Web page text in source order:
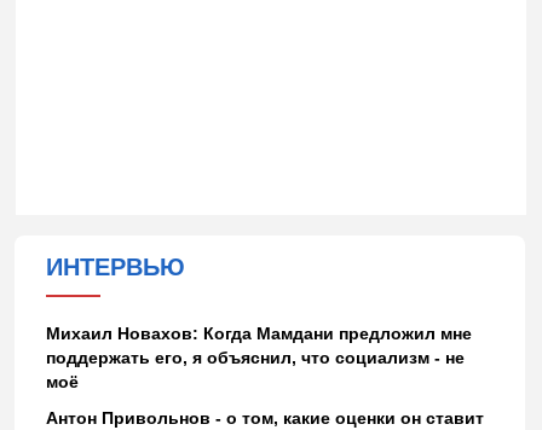
ИНТЕРВЬЮ
Михаил Новахов: Когда Мамдани предложил мне
поддержать его, я объяснил, что социализм - не
моё
Антон Привольнов - о том, какие оценки он ставит